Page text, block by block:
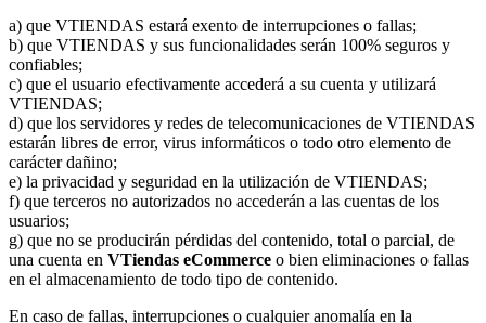
a) que VTIENDAS estará exento de interrupciones o fallas;
b) que VTIENDAS y sus funcionalidades serán 100% seguros y
confiables;
c) que el usuario efectivamente accederá a su cuenta y utilizará
VTIENDAS;
d) que los servidores y redes de telecomunicaciones de VTIENDAS
estarán libres de error, virus informáticos o todo otro elemento de
carácter dañino;
e) la privacidad y seguridad en la utilización de VTIENDAS;
f) que terceros no autorizados no accederán a las cuentas de los
usuarios;
g) que no se producirán pérdidas del contenido, total o parcial, de
una cuenta en VTiendas eCommerce o bien eliminaciones o fallas
en el almacenamiento de todo tipo de contenido.
En caso de fallas, interrupciones o cualquier anomalía en la